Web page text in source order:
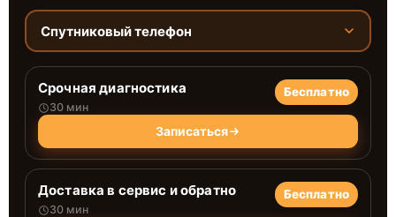
Спутниковый телефон
Срочная диагностика
30 мин
Бесплатно
Записаться
Доставка в сервис и обратно
30 мин
Бесплатно